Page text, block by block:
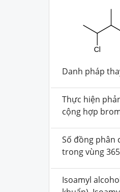
Danh pháp
Thực hiện
cộng hợp
Số đồng phân
trong vùng
Isoamyl